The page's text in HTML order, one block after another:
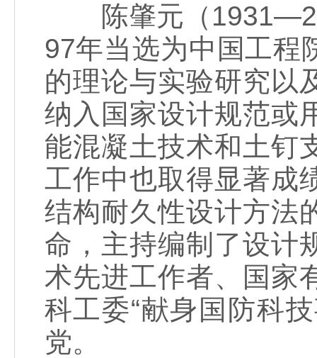
陈肇元（
97年当选为中国工程
的理论与实验研究以
纳入国家设计规范或
能混凝土技术和土钉
工作中也取得显著成
结构耐久性设计方法
命，主持编制了设计
术先进工作者、国家
科工委“献身国防科
党。